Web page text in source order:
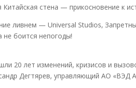
Китайская стена — прикосновение к
ливнем — Universal Studios,
не боится непогоды!
20 лет изменений, кризисов и
Дегтярев, управляющий АО «ВЭД